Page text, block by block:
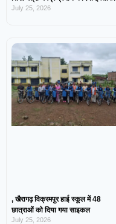
July 25, 2026
, खैरागढ़ विक्रमपुर हाई स्कूल में 48
छात्राओं को दिया गया साइकल
July 25, 2026